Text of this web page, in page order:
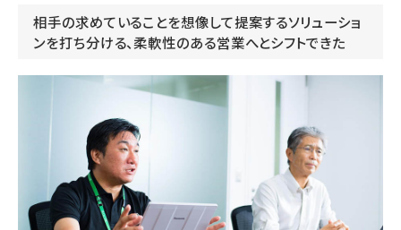
相手の求めていることを想像して提案するソリューショ
ンを打ち分ける、柔軟性のある営業へとシフトできた